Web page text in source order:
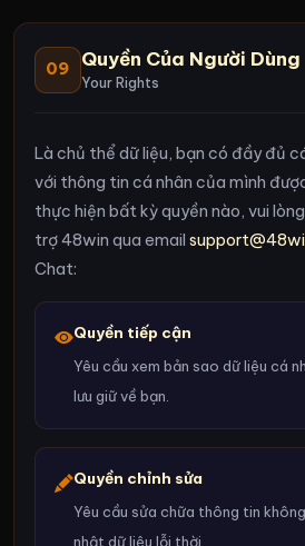
09 Quyền Của Người Dùng
Your Rights
Là chủ thể dữ liệu, bạn có đầy đủ
với thông tin cá nhân của mình
thực hiện bất kỳ quyền nào, vui
trợ 48win qua email
Chat:
Quyền tiếp cận
Yêu cầu xem bản sao dữ liệu cá
lưu giữ về bạn.
Quyền chỉnh sửa
Yêu cầu sửa chữa thông tin
nhật dữ liệu lỗi thời.